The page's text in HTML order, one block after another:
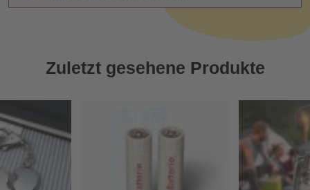
Zuletzt gesehene Produkte